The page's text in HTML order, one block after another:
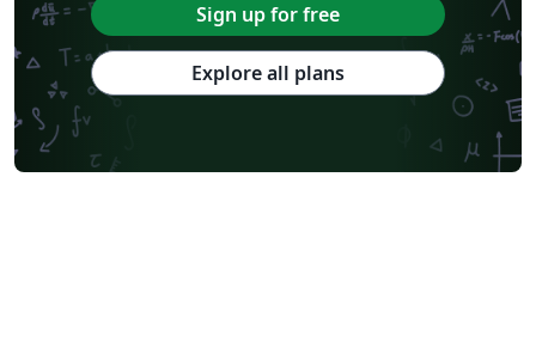
Sign up for free
Explore all plans